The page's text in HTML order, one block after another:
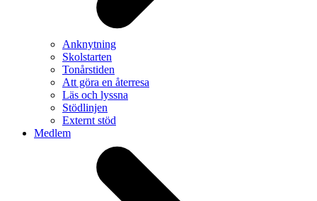
Anknytning
Skolstarten
Tonårstiden
Att göra en återresa
Läs och lyssna
Stödlinjen
Externt stöd
Medlem